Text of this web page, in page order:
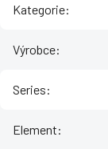
Kategorie:
Výrobce:
Series:
Element: